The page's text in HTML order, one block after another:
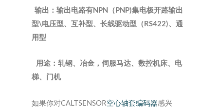
输出： 输出电路有NPN （PNP)集电极开路输出
型\电压型、互补型、长线驱动型（RS422)、通
用型
用途： 轧钢、冶金， 伺服马达、数控机床、电
梯、门机
如果你对CALTSENSOR空心轴套编码器感兴